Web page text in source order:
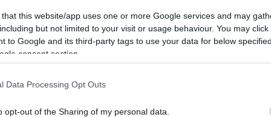
that this website/app uses one or more Google services and may
but not limited to your visit or usage behaviour. You may
to Google and its third-party tags to use your data for below
consent section.
Data Processing Opt Outs
opt-out of the Sharing of my personal data.
κομμάτι της οικονομικής ζωής των
Το 2021, το ελληνικό οικοσύστημα νεοφυών
εξόδων (exits) και εξαγορών,
βέβαιος ότι το συνέδριο θα συμβάλλει ώστε οι
από κοντά τις ελληνικές start-up
σε παγκόσμιο επίπεδο».